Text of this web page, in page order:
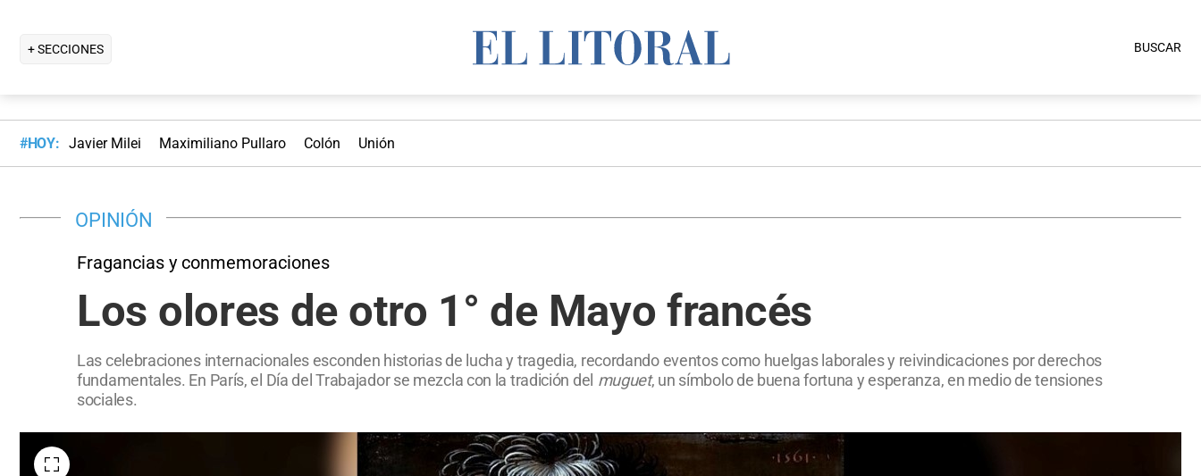
+ SECCIONES BUSCAR
#HOY: Javier Milei Maximiliano Pullaro Colón Unión
OPINIÓN
Fragancias y conmemoraciones
Los olores de otro 1° de Mayo francés
Las celebraciones internacionales esconden historias de lucha y tragedia, recordando eventos como huelgas laborales y reivindicaciones por derechos
fundamentales. En París, el Día del Trabajador se mezcla con la tradición del muguet, un símbolo de buena fortuna y esperanza, en medio de tensiones
sociales.